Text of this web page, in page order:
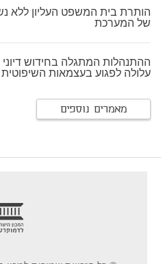
הותרת בית המשפט העליון ללא
של המערכת
ההתנהלות המתגלה בחידוש
עלולה לפגוע בעצמאות השיפוטית
מאמרים נוספים